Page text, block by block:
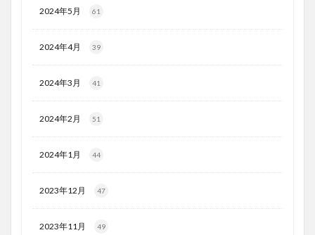
2024年5月 61
2024年4月 39
2024年3月 41
2024年2月 51
2024年1月 44
2023年12月 47
2023年11月 49